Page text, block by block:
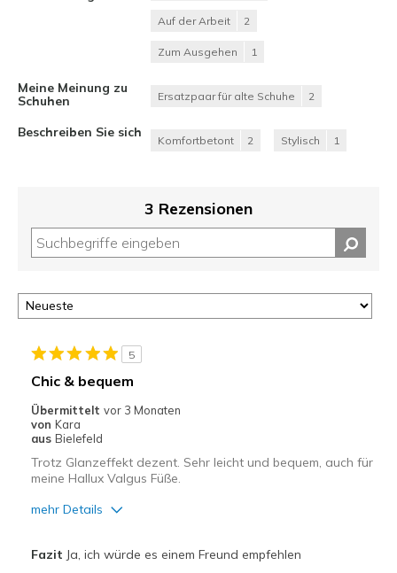
Auf der Arbeit 2
Zum Ausgehen 1
Meine Meinung zu
Schuhen
Ersatzpaar für alte Schuhe 2
Beschreiben Sie sich
Komfortbetont 2 Stylisch 1
3 Rezensionen
5
Chic & bequem
Übermittelt vor 3 Monaten
von Kara
aus Bielefeld
Trotz Glanzeffekt dezent. Sehr leicht und bequem, auch für
meine Hallux Valgus Füße.
mehr Details
Fazit Ja, ich würde es einem Freund empfehlen